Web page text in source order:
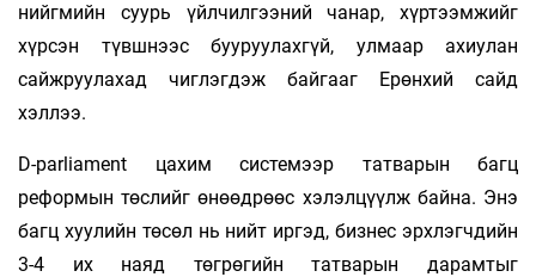
нийгмийн суурь үйлчилгээний чанар, хүртээмжийг
хүрсэн түвшнээс бууруулахгүй, улмаар ахиулан
сайжруулахад чиглэгдэж байгааг Ерөнхий сайд
хэллээ.
D-parliament цахим системээр татварын багц
реформын төслийг өнөөдрөөс хэлэлцүүлж байна. Энэ
багц хуулийн төсөл нь нийт иргэд, бизнес эрхлэгчдийн
3-4 их наяд төгрөгийн татварын дарамтыг